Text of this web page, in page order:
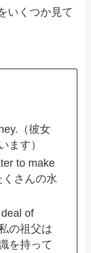
いくつか見て
（彼女
ます）
to make
さんの水
of
の祖父は
を持って